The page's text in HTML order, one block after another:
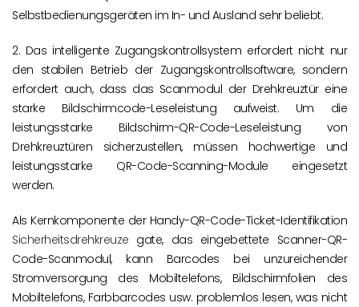
Selbstbedienungsgeräten im In- und Ausland sehr beliebt.
2. Das intelligente Zugangskontrollsystem erfordert nicht nur
den stabilen Betrieb der Zugangskontrollsoftware, sondern
erfordert auch, dass das Scanmodul der Drehkreuztür eine
starke Bildschirmcode-Leseleistung aufweist. Um die
leistungsstarke Bildschirm-QR-Code-Leseleistung von
Drehkreuztüren sicherzustellen, müssen hochwertige und
leistungsstarke QR-Code-Scanning-Module eingesetzt
werden.
Als Kernkomponente der Handy-QR-Code-Ticket-Identifikation
Sicherheitsdrehkreuze gate, das eingebettete Scanner-QR-
Code-Scanmodul, kann Barcodes bei unzureichender
Stromversorgung des Mobiltelefons, Bildschirmfolien des
Mobiltelefons, Farbbarcodes usw. problemlos lesen, was nicht